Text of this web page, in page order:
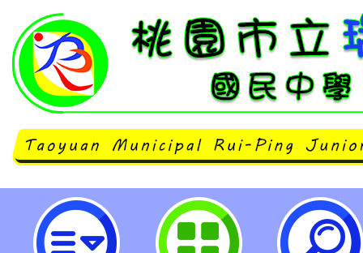
113學年度第2學期辦理高級中等
校型態個人實驗教育申請作業一案